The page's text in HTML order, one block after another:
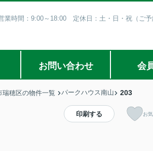
業時間：9:00～18:00 定休日：土・日・祝（ご予
お問い合わせ 会
瑞穂区の物件一覧 パークハウス南山 203
印刷する お